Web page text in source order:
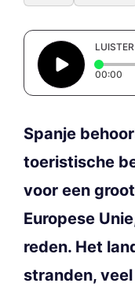
00:00
Spanje
toeristische
voor een
Europese
reden. Het
stranden,